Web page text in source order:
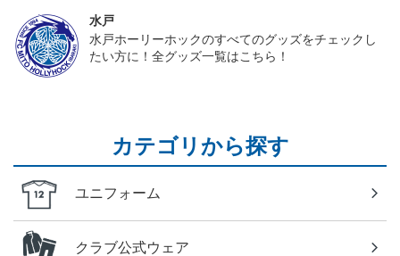
水戸
水戸ホーリーホックのすべてのグッズをチェックし
たい方に！全グッズ一覧はこちら！
カテゴリから探す
ユニフォーム
クラブ公式ウェア